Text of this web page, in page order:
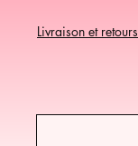
Livraison et retours